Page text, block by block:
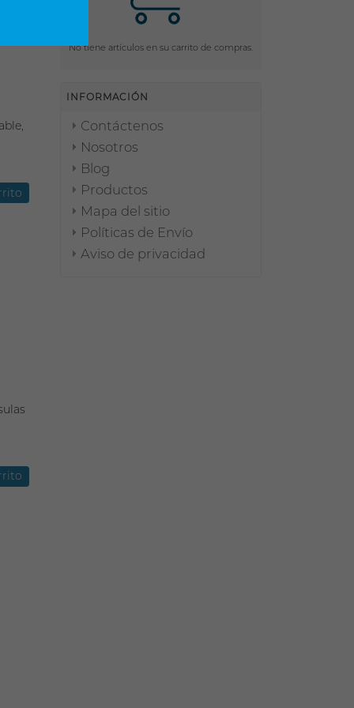
No tiene artículos en su carrito de compras.
INFORMACIÓN
Contáctenos
Nosotros
Blog
Productos
Mapa del sitio
Políticas de Envío
Aviso de privacidad